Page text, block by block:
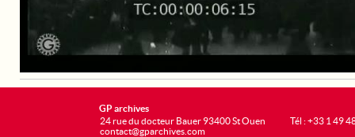
GP archives
24 rue du docteur Bauer 93400 St Ouen
contact@gparchives.com
Tél : +33 1 49